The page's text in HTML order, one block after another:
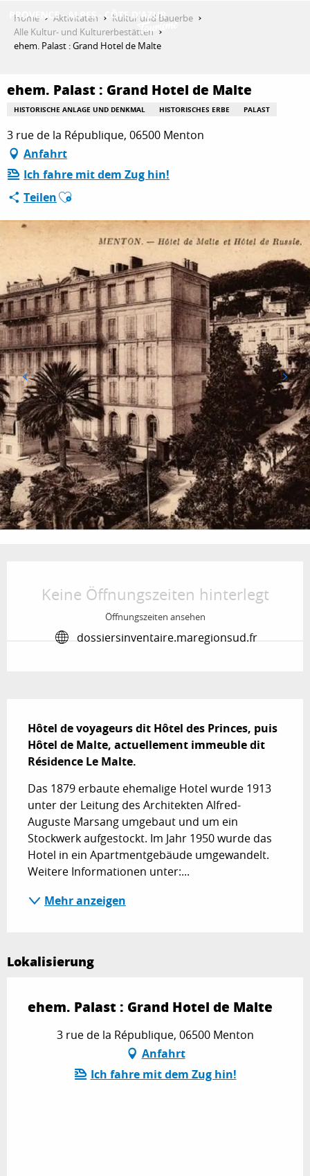
contenu
AKTIVITÄTEN
AUFENTHALT
ESPACE PRO
Home Aktivitäten
Kultur und Bauerbe
Alle Kultur- und Kulturerbestätten
ehem. Palast : Grand Hotel de Malte
ehem. Palast : Grand Hotel de Malte
HISTORISCHE ANLAGE UND DENKMAL HISTORISCHES ERBE PALAST
3 rue de la République, 06500 Menton
Anfahrt
Ich fahre mit dem Zug hin!
TeilenAjouter aux favoris
Keine Öffnungszeiten hinterlegt
Öffnungszeiten ansehen
dossiersinventaire.maregionsud.fr
Hôtel de voyageurs dit Hôtel des Princes, puis
Hôtel de Malte, actuellement immeuble dit
Résidence Le Malte.
Das 1879 erbaute ehemalige Hotel wurde 1913
unter der Leitung des Architekten Alfred-
Auguste Marsang umgebaut und um ein
Stockwerk aufgestockt. Im Jahr 1950 wurde das
Hotel in ein Apartmentgebäude umgewandelt.
Weitere Informationen unter:...
Mehr anzeigen
Lokalisierung
ehem. Palast : Grand Hotel de Malte
3 rue de la République, 06500 Menton
Anfahrt
Ich fahre mit dem Zug hin!